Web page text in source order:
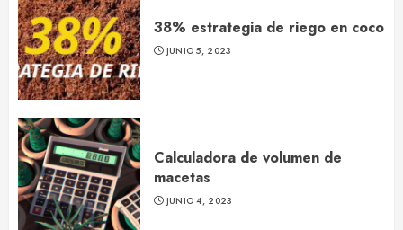
38% estrategia de riego en coco
JUNIO 5, 2023
Calculadora de volumen de
macetas
JUNIO 4, 2023